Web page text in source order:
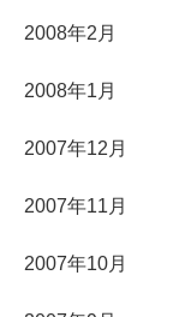
2008年2月
2008年1月
2007年12月
2007年11月
2007年10月